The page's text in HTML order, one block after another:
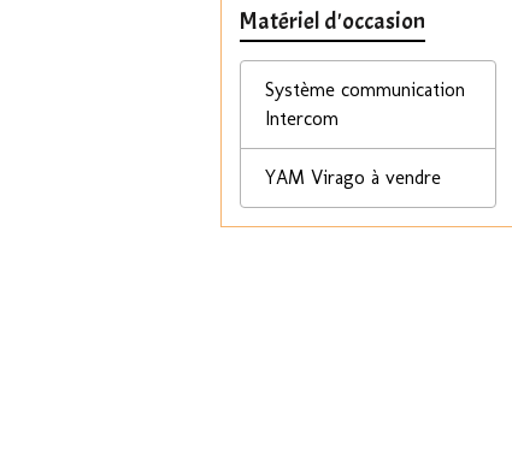
Matériel d'occasion
Système communication
Intercom
YAM Virago à vendre